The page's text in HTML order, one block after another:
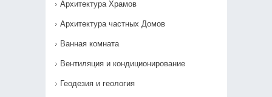
Архитектура Храмов
Архитектура частных Домов
Ванная комната
Вентиляция и кондиционирование
Геодезия и геология